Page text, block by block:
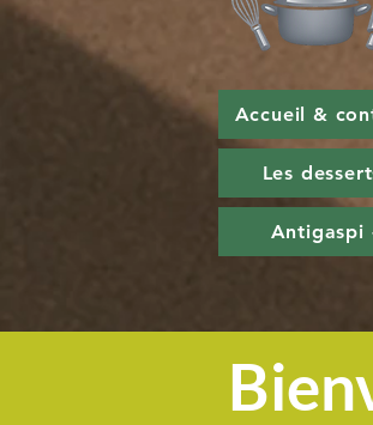
Accueil &
Les
Antigaspi